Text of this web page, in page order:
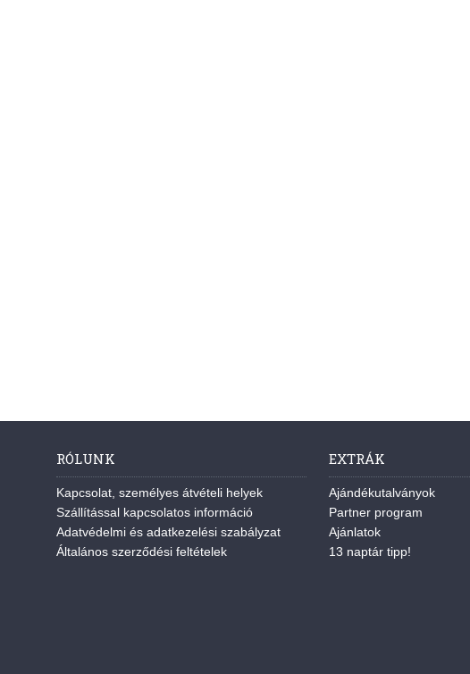
RÓLUNK
Kapcsolat, személyes átvételi helyek
Szállítással kapcsolatos információ
Adatvédelmi és adatkezelési szabályzat
Általános szerződési feltételek
EXTRÁK
Ajándékutalványok
Partner program
Ajánlatok
13 naptár tipp!